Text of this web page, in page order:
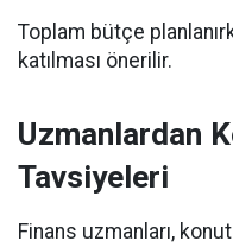
Toplam bütçe
katılması önerilir.
Uzmanlardan
Tavsiyeleri
Finans uzmanları,